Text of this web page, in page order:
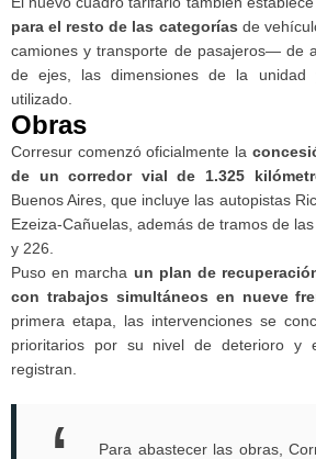
para el resto de las categorías de
camiones y transporte de pasajeros— de
de ejes, las dimensiones de la
utilizado.
Obras
Corresur comenzó oficialmente la
de un corredor vial de 1.325
Buenos Aires, que incluye las autopistas
Ezeiza-Cañuelas, además de tramos de
y 226.
Puso en marcha un plan de
con trabajos simultáneos en nueve
primera etapa, las intervenciones se
prioritarios por su nivel de deterioro y
registran.
Para abastecer las obras,